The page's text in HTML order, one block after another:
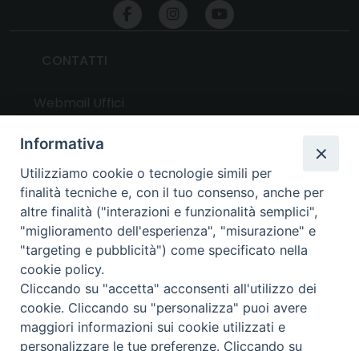
UTILITY
News
Altri articoli
Notizie nazionali
Download
Amministrazione Trasparente
Informativa
Utilizziamo cookie o tecnologie simili per
finalità tecniche e, con il tuo consenso, anche per
altre finalità ("interazioni e funzionalità semplici",
"miglioramento dell'esperienza", "misurazione" e
"targeting e pubblicità") come specificato nella
cookie policy.
Cliccando su "accetta" acconsenti all'utilizzo dei
cookie. Cliccando su "personalizza" puoi avere
maggiori informazioni sui cookie utilizzati e
personalizzare le tue preferenze. Cliccando su